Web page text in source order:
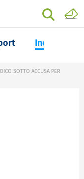
Inchieste
SOTTO ACCUSA PER